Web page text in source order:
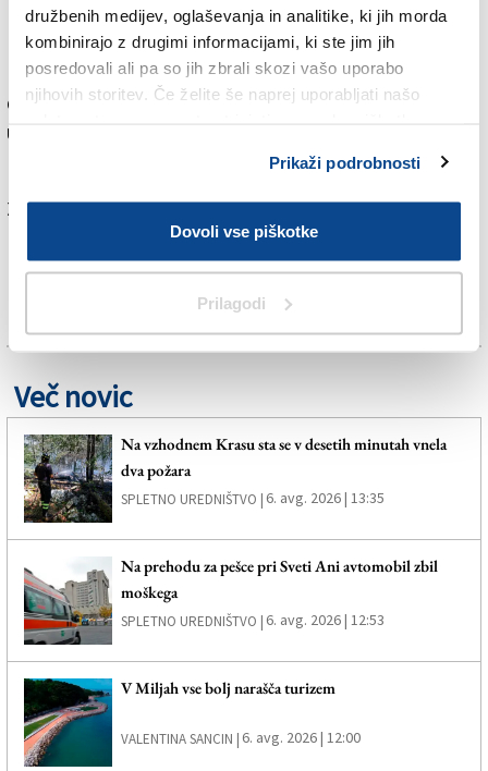
družbenih medijev, oglaševanja in analitike, ki jih morda
kombinirajo z drugimi informacijami, ki ste jim jih
posredovali ali pa so jih zbrali skozi vašo uporabo
njihovih storitev. Če želite še naprej uporabljati našo
Prikaži podrobnosti
Dovoli vse piškotke
Prilagodi
besedah sosedov in znancev pogosti. Po drugi pa
morajo preiskovalci ugotoviti, ali drži, da je Visintin
prvi prijel za nož, kakor trdi njegova soproga, saj
drugih očividcev ni. Razlika med samoobrambo,
umorom ali pa ubojem na mah (ko se pretep zaključi z
nezaželeno smrtjo) je namreč velika.
Za branje in pisanje komentarjevje potrebna prijava
Več novic
Na vzhodnem Krasu sta se v desetih minutah vnela
dva požara
SPLETNO UREDNIŠTVO | 6. avg. 2026 | 13:35
Na prehodu za pešce pri Sveti Ani avtomobil zbil
moškega
SPLETNO UREDNIŠTVO | 6. avg. 2026 | 12:53
V Miljah vse bolj narašča turizem
VALENTINA SANCIN | 6. avg. 2026 | 12:00